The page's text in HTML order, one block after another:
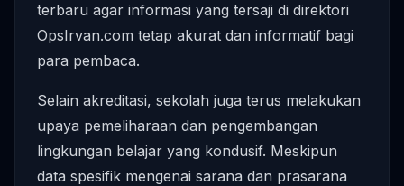
terbaru agar informasi yang tersaji di direktori
OpsIrvan.com tetap akurat dan informatif bagi
para pembaca.
Selain akreditasi, sekolah juga terus melakukan
upaya pemeliharaan dan pengembangan
lingkungan belajar yang kondusif. Meskipun
data spesifik mengenai sarana dan prasarana